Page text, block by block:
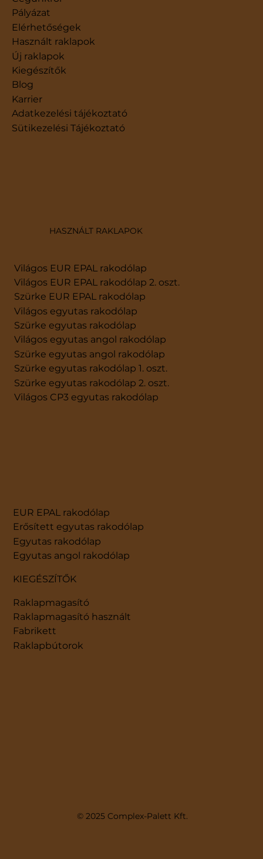
Pályázat
Elérhetőségek
Használt raklapok
Új raklapok
Kiegészítők
Blog
Karrier
​Adatkezelési tájékoztató
Sütikezelési Tájékoztató
HASZNÁLT RAKLAPOK
Világos EUR EPAL rakodólap
Világos EUR EPAL rakodólap 2. oszt.
Szürke EUR EPAL rakodólap
Világos egyutas rakodólap
Szürke egyutas rakodólap
Világos egyutas angol rakodólap
Szürke egyutas angol rakodólap
Szürke egyutas rakodólap 1. oszt.
Szürke egyutas rakodólap 2. oszt.
Világos CP3 egyutas rakodólap
EUR EPAL rakodólap
Erősített egyutas rakodólap
Egyutas rakodólap
Egyutas angol rakodólap
KIEGÉSZÍTŐK
Raklapmagasító
Raklapmagasító használt
Fabrikett
Raklapbútorok
© 2025 Complex-Palett Kft.